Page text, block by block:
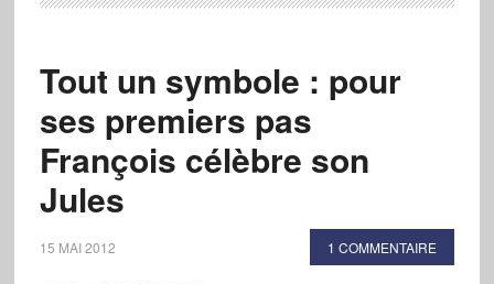
Tout un symbole : pour
ses premiers pas
François célèbre son
Jules
15 MAI 2012 1 COMMENTAIRE